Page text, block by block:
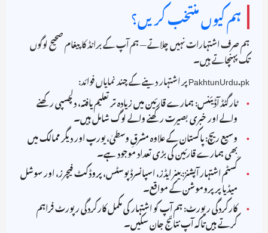
ہم کیوں منتخب کریں؟
ہم صرف اشتہارات نہیں چلاتے — ہم آپ کے برانڈ کا پیغام صحیح لوگوں
تک پہنچاتے ہیں۔
PakhtunUrdu.pk پر اشتہار دینے کے چند نمایاں فوائد:
ٹارگٹڈ آڈیئنس: ہمارے قارئین میں زیادہ تر تعلیم یافتہ، دلچسپی رکھنے
والے اور خبری بصیرت رکھنے والے لوگ شامل ہیں۔
وسیع ریچ: پاکستان کے علاوہ مشرقِ وسطیٰ، یورپ اور دیگر ممالک میں
بھی ہمارے قارئین کی بڑی تعداد موجود ہے۔
کَسٹم اشتہار آپشنز: بینر ایڈز، اسپانسرڈ پوسٹس، پروڈکٹ فیچرز، اور سوشل
میڈیا پر پروموشن کے مواقع۔
کارکردگی رپورٹ: ہم آپ کو اشتہار کی مکمل کارکردگی رپورٹ فراہم
کرتے ہیں تاکہ آپ نتائج جان سکیں۔